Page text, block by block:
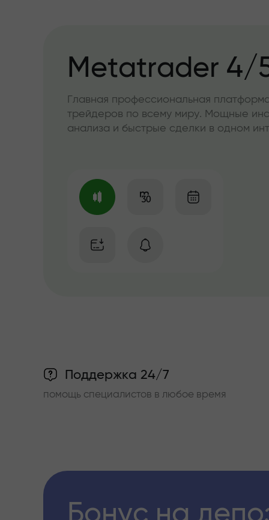
Metatrader 4/
Главная профессиональная
трейдеров по всему миру. Мощные
анализа и быстрые сделки в одном
Поддержка 24/7
помощь специалистов в любое время
Бонус на